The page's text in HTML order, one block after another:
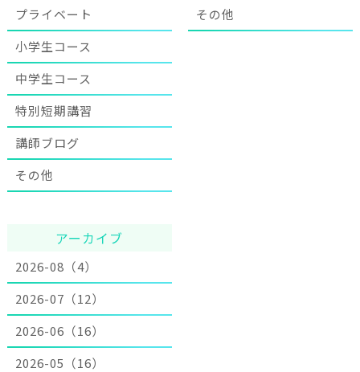
プライベート
小学生コース
中学生コース
特別短期講習
講師ブログ
その他
その他
アーカイブ
2026-08（4）
2026-07（12）
2026-06（16）
2026-05（16）